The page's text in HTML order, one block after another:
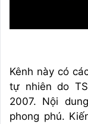
Kênh này có
tự nhiên do
2007. Nội
phong phú.